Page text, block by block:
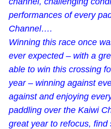
performances of every
Channel….
Winning this race once
ever expected – with a
able to win this crossing
year – winning against
against and enjoying
paddling over the Kaiwi
great year to refocus,